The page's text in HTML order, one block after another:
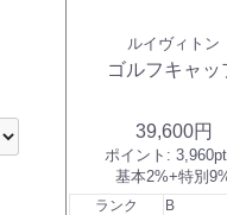
ルイヴィトン
ゴルフキャッ
39,600円
ポイント:
基本2%+特別
ランク
B